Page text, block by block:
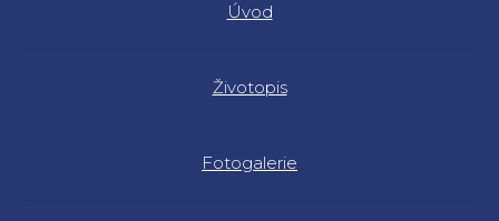
Úvod
Životopis
Fotogalerie